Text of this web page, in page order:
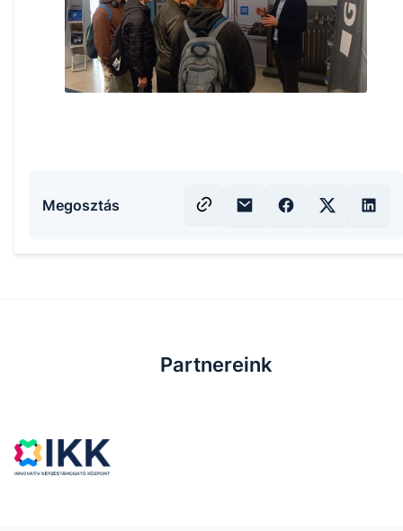
Megosztás
Partnereink